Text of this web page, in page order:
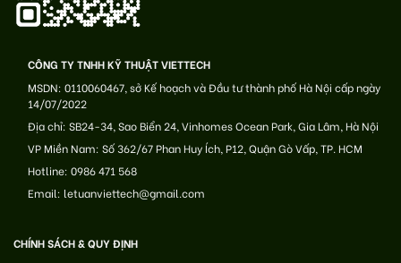
CÔNG TY TNHH KỸ THUẬT VIETTECH
MSDN: 0110060467, sở Kế hoạch và Đầu tư thành phố Hà Nội cấp ngày
14/07/2022
Địa chỉ: SB24-34, Sao Biển 24, Vinhomes Ocean Park, Gia Lâm, Hà Nội
VP Miền Nam: Số 362/67 Phan Huy Ích, P12, Quận Gò Vấp, TP. HCM
Hotline: 0986 471 568
Email: letuanviettech@gmail.com
CHÍNH SÁCH & QUY ĐỊNH